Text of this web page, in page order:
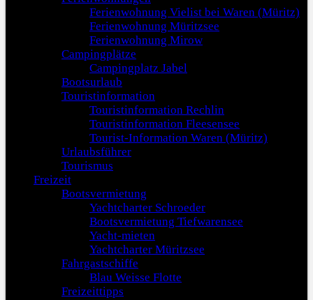
Ferienwohnung Vielist bei Waren (Müritz)
Ferienwohnung Müritzsee
Ferienwohnung Mirow
Campingplätze
Campingplatz Jabel
Bootsurlaub
Touristinformation
Touristinformation Rechlin
Touristinformation Fleesensee
Tourist-Information Waren (Müritz)
Urlaubsführer
Tourismus
Freizeit
Bootsvermietung
Yachtcharter Schroeder
Bootsvermietung Tiefwarensee
Yacht-mieten
Yachtcharter Müritzsee
Fahrgastschiffe
Blau Weisse Flotte
Freizeittipps